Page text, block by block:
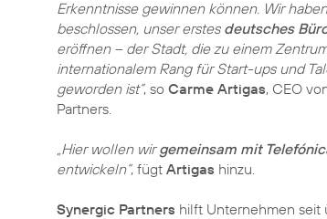
Erkenntnisse gewinnen können. Wir
beschlossen, unser erstes deutsches
eröffnen – der Stadt, die zu einem
internationalem Rang für Start-ups und
geworden ist“, so Carme Artigas, CEO
Partners.
„Hier wollen wirgemeinsam mit
entwickeln“, fügt Artigas hinzu.
Synergic Partners hilft Unternehmen seit